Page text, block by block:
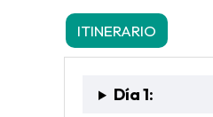
ITINERARIO
Día 1: